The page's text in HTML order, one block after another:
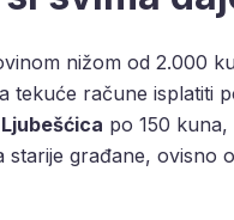
nižom od 2.000
tekuće račune isplatiti
Ljubešćica po 150
starije građane, ovisno